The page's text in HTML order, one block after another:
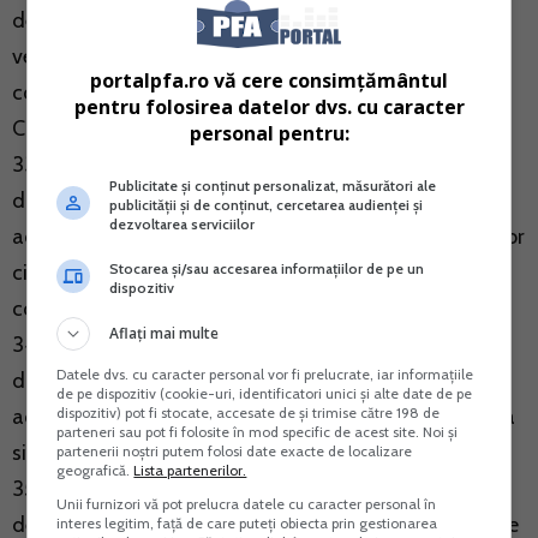
de sanatate datorata de persoanele care realizeaza
venituri din activitati desfasurate in baza
contractelor/conventiilor civile incheiate potrivit
Codului civil, precum si a contractelor de agent
33. (452)- Contributia individuala de asigurari sociale
datorata de persoanele care realizeaza venituri din
activitati desfasurate in baza contractelor/conventiilor
civile incheiate potrivit Codului civil, precum si a
contractelor de agent
34. (453)- Contributia individuala de asigurari sociale
datorata de persoanele care realizeaza venituri din
activitatea de expertiza contabila si tehnica, judiciara
si extrajudiciara
35. (463)- Contributia individuala de asigurari sociale
de sanatate care realizeaza venituri din activitatea de
portalpfa.ro vă cere consimțământul
pentru folosirea datelor dvs. cu caracter
personal pentru:
Publicitate și conținut personalizat, măsurători ale
publicității și de conținut, cercetarea audienței și
dezvoltarea serviciilor
Stocarea și/sau accesarea informațiilor de pe un
dispozitiv
Aflați mai multe
Datele dvs. cu caracter personal vor fi prelucrate, iar informațiile
de pe dispozitiv (cookie-uri, identificatori unici și alte date de pe
dispozitiv) pot fi stocate, accesate de și trimise către 198 de
parteneri sau pot fi folosite în mod specific de acest site. Noi și
partenerii noștri putem folosi date exacte de localizare
geografică.Lista partenerilor.
Unii furnizori vă pot prelucra datele cu caracter personal în
interes legitim, față de care puteți obiecta prin gestionarea